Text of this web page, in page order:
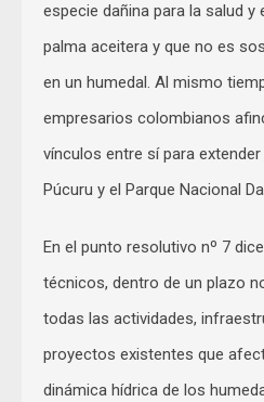
especie dañina para la salud y
palma aceitera y que no es
en un humedal. Al mismo
empresarios colombianos
vínculos entre sí para
Púcuru y el Parque Nacional
En el punto resolutivo nº 7
técnicos, dentro de un plazo
todas las actividades,
proyectos existentes que
dinámica hídrica de los